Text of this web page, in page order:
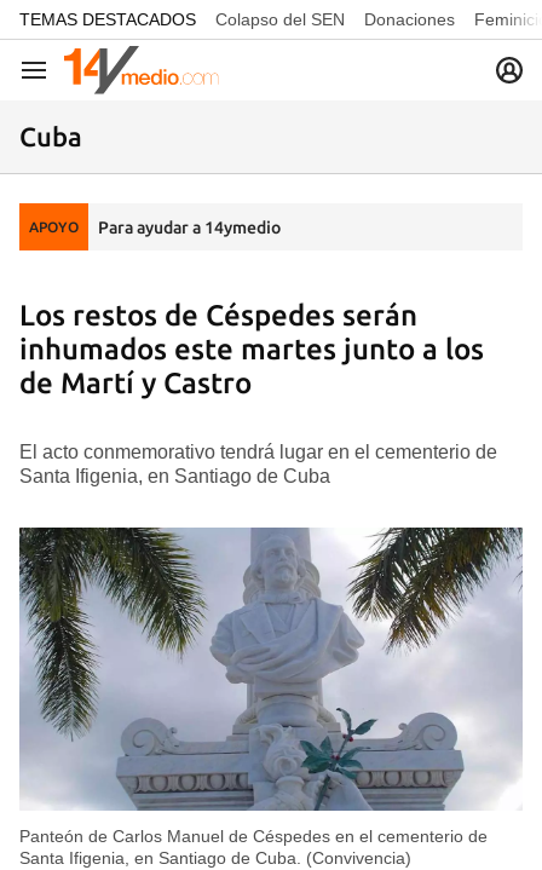
common.go-to-content
TEMAS DESTACADOS Colapso del SEN Donaciones
Navegación
Cuba
APOYO Para ayudar a 14ymedio
Los restos de Céspedes serán
inhumados este martes junto a los
de Martí y Castro
El acto conmemorativo tendrá lugar en el cementerio de
Santa Ifigenia, en Santiago de Cuba
Panteón de Carlos Manuel de Céspedes en el cementerio de
Santa Ifigenia, en Santiago de Cuba. (Convivencia)